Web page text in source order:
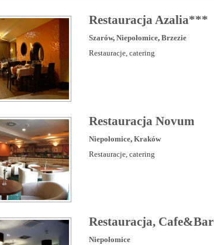
Restauracja Azalia***
Szarów, Niepołomice, Brzezie
Restauracje, catering
Restauracja Novum
Niepołomice, Kraków
Restauracje, catering
Restauracja, Cafe&Bar
Niepołomice